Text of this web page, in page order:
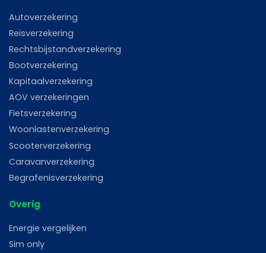
Autoverzekering
Reisverzekering
Rechtsbijstandverzekering
Bootverzekering
Kapitaalverzekering
AOV verzekeringen
Fietsverzekering
Woonlastenverzekering
Scooterverzekering
Caravanverzekering
Begrafenisverzekering
Overig
Energie vergelijken
Sim only